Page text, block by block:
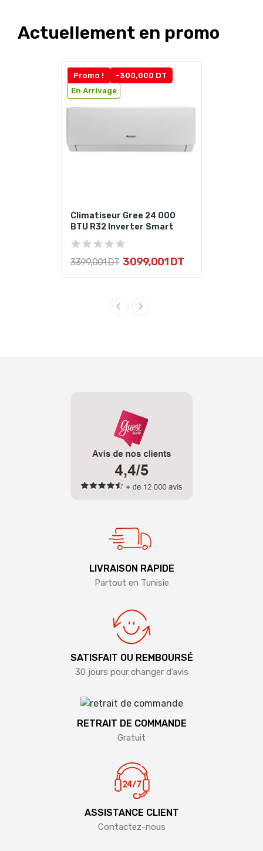
Actuellement en promo
Promo !
-300,000 DT
En Arrivage
Climatiseur Gree 24 000
BTU R32 Inverter Smart
3 399,001 DT 3 099,001 DT
LIVRAISON RAPIDE
Partout en Tunisie
SATISFAIT OU REMBOURSÉ
30 jours pour changer d’avis
RETRAIT DE COMMANDE
Gratuit
ASSISTANCE CLIENT
Contactez-nous